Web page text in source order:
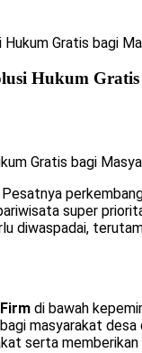
Gratis bagi
Hukum
super
diwaspadai,
Firm di bawah
masyarakat
serta